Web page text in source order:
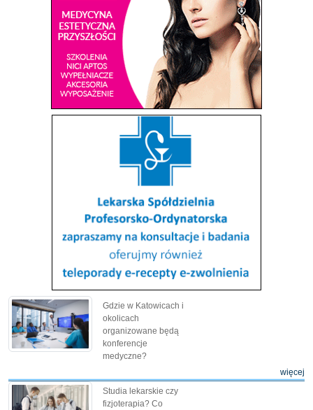
Gdzie w Katowicach i
okolicach
organizowane będą
konferencje
medyczne?
więcej
Studia lekarskie czy
fizjoterapia? Co